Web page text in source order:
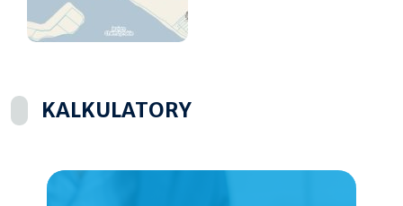
KALKULATORY